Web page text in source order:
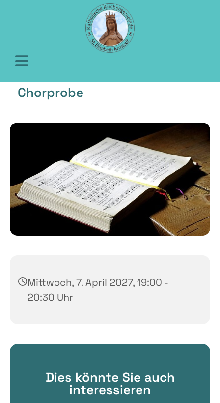
Chorprobe
Mittwoch, 7. April 2027, 19:00 -
20:30 Uhr
Dies könnte Sie auch
interessieren